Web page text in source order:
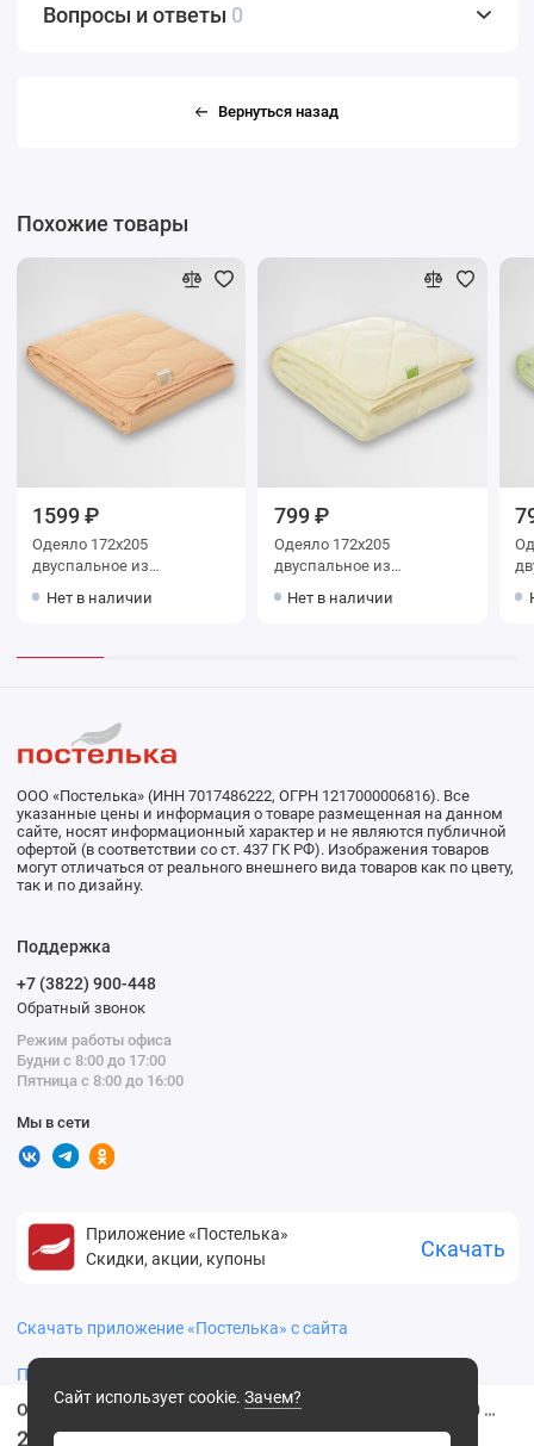
Одеяло для сна 172х205 двуспальное из микрофибры 200 г/м2 шерсть овечья, силиконизированное волокно KARIGUZ
2599
Вопросы и ответы 0
Вернуться назад
Похожие товары
1599 ₽
Одеяло 172х205
двуспальное из
шерсть верблюжья
Нет в наличии
799 ₽
Одеяло 172х205
двуспальное из
бамбук Столица текстиля
Нет в наличии
Сайт использует cookie. Зачем?
ООО «Постелька» (ИНН 7017486222, ОГРН 1217000006816). Все
указанные цены и информация о товаре размещенная на данном
сайте, носят информационный характер и не являются публичной
офертой (в соответствии со ст. 437 ГК РФ). Изображения товаров
могут отличаться от реального внешнего вида товаров как по цвету,
так и по дизайну.
Поддержка
+7 (3822) 900-448
Обратный звонок
Режим работы офиса
Будни с 8:00 до 17:00
Пятница с 8:00 до 16:00
Мы в сети
Приложение «Постелька»
Скидки, акции, купоны
Скачать
Скачать приложение «Постелька» с сайта
Политика конфиденциальности